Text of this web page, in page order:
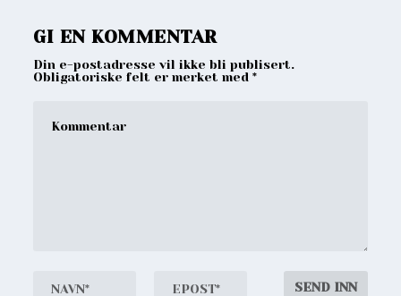
GI EN KOMMENTAR
Din e-postadresse vil ikke bli publisert.
Obligatoriske felt er merket med*